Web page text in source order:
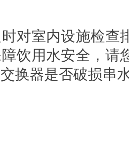
对室内设施检查
饮用水安全，请
换器是否破损串